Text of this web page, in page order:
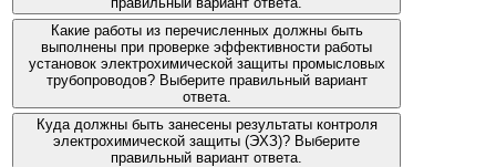
Какие работы из перечисленных должны быть
выполнены при проверке эффективности работы
установок электрохимической защиты промысловых
трубопроводов? Выберите правильный вариант
ответа.
Куда должны быть занесены результаты контроля
электрохимической защиты (ЭХЗ)? Выберите
правильный вариант ответа.